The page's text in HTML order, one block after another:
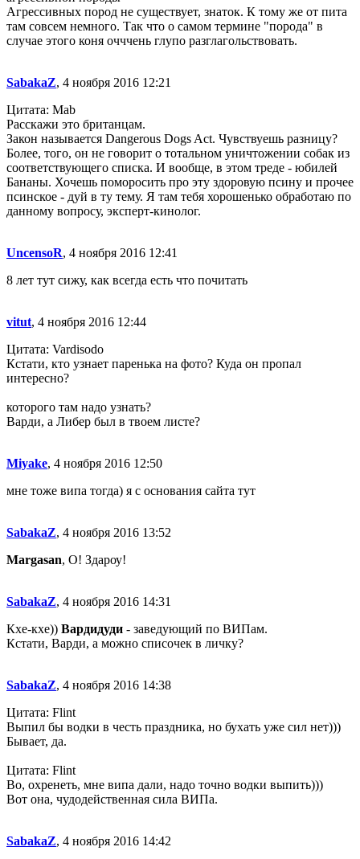
Агрессивных пород не существует, знаток. К тому же от пита
там совсем немного. Так что о самом термине "порода" в
случае этого коня очччень глупо разглагольствовать.
SabakaZ, 4 ноября 2016 12:21
Цитата: Mab
Расскажи это британцам.
Закон называется Dangerous Dogs Act. Чувствуешь разницу?
Более, того, он не говорит о тотальном уничтожении собак из
соответствующего списка. И вообще, в этом треде - юбилей
Бананы. Хочешь поморосить про эту здоровую псину и прочее
псинское - дуй в ту тему. Я там тебя хорошенько обработаю по
данному вопросу, эксперт-кинолог.
UncensoR, 4 ноября 2016 12:41
8 лет тут сижу, как всегда есть что почитать
vitut, 4 ноября 2016 12:44
Цитата: Vardisodo
Кстати, кто узнает паренька на фото? Куда он пропал
интересно?
которого там надо узнать?
Варди, а Либер был в твоем листе?
Miyake, 4 ноября 2016 12:50
мне тоже випа тогда) я с основания сайта тут
SabakaZ, 4 ноября 2016 13:52
Margasan, О! Здароу!
SabakaZ, 4 ноября 2016 14:31
Кхе-кхе)) Вардидуди - заведующий по ВИПам.
Кстати, Варди, а можно списочек в личку?
SabakaZ, 4 ноября 2016 14:38
Цитата: Flint
Выпил бы водки в честь праздника, но бухать уже сил нет)))
Бывает, да.
Цитата: Flint
Во, охренеть, мне випа дали, надо точно водки выпить)))
Вот она, чудодейственная сила ВИПа.
SabakaZ, 4 ноября 2016 14:42